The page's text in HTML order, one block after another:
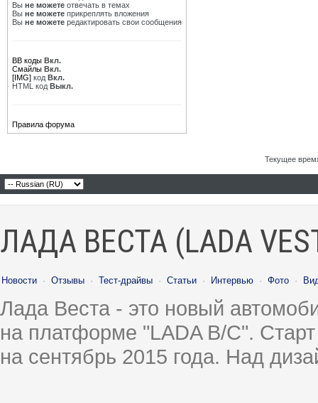
Вы не можете отвечать в темах
Вы не можете прикреплять вложения
Вы не можете редактировать свои сообщения
BB коды Вкл.
Смайлы Вкл.
[IMG] код Вкл.
HTML код Выкл.
Правила форума
Текущее
ЛАДА ВЕСТА (LADA
Новости · Отзывы · Тест-драйвы · Статьи · Интервью · Фото ·
Лада Веста - это новый
на платформе "LADA B/C".
на сентябрь 2015 года. Над